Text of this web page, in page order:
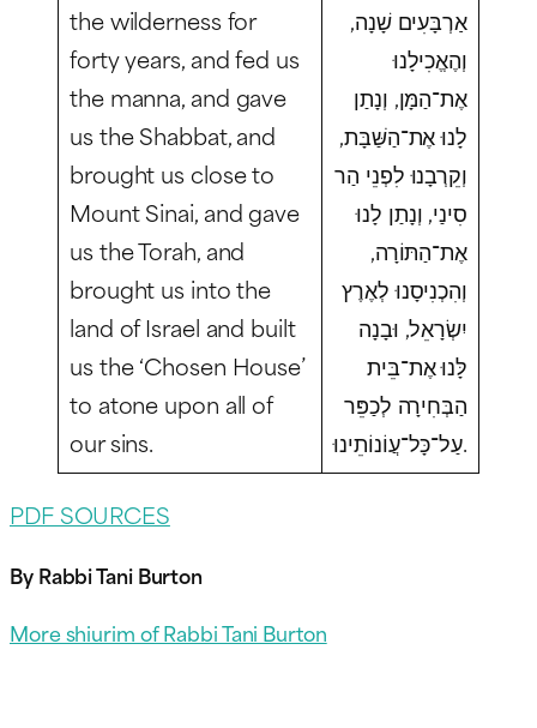
the wilderness for
forty years, and fed us
the manna, and gave
us the Shabbat, and
brought us close to
Mount Sinai, and gave
us the Torah, and
brought us into the
land of Israel and built
us the ‘Chosen House’
to atone upon all of
our sins.
אַרְבָּעִים שָׁנָה,
וְהֶאֱכִילָנוּ
אֶת־הַמָּן, וְנָתַן
לָנוּ אֶת־הַשַּׁבָּת,
וְקֵרְבָנוּ לִפְנֵי הַר
סִינַי, וְנָתַן לָנוּ
אֶת־הַתּוֹרָה,
וְהִכְנִיסָנוּ לְאֶרֶץ
יִשְׂרָאֵל, וּבָנָה
לָּנוּ אֶת־בֵּית
הַבְּחִירָה לְכַפֵּר
עַל־כָּל־עֲוֹנוֹתֵינוּ.
PDF SOURCES
By Rabbi Tani Burton
More shiurim of Rabbi Tani Burton